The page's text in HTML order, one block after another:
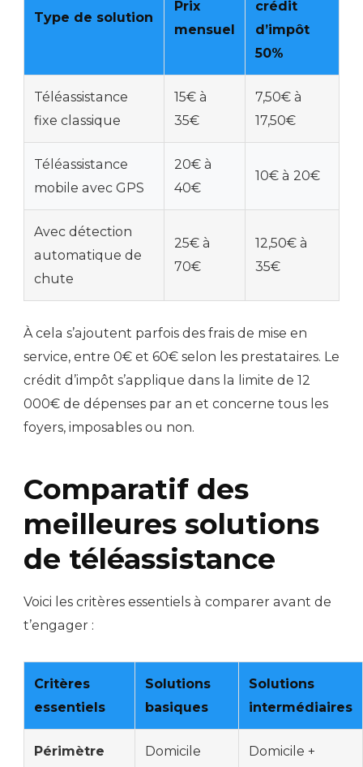
Type de solution
Prix
mensuel
crédit
d’impôt
50%
Téléassistance
fixe classique
15€ à
35€
7,50€ à
17,50€
Téléassistance
mobile avec GPS
20€ à
40€
10€ à 20€
Avec détection
automatique de
chute
25€ à
70€
12,50€ à
35€
À cela s’ajoutent parfois des frais de mise en
service, entre 0€ et 60€ selon les prestataires. Le
crédit d’impôt s’applique dans la limite de 12
000€ de dépenses par an et concerne tous les
foyers, imposables ou non.
Comparatif des
meilleures solutions
de téléassistance
Voici les critères essentiels à comparer avant de
t’engager :
Critères
essentiels
Solutions
basiques
Solutions
intermédiaires
Périmètre Domicile Domicile +